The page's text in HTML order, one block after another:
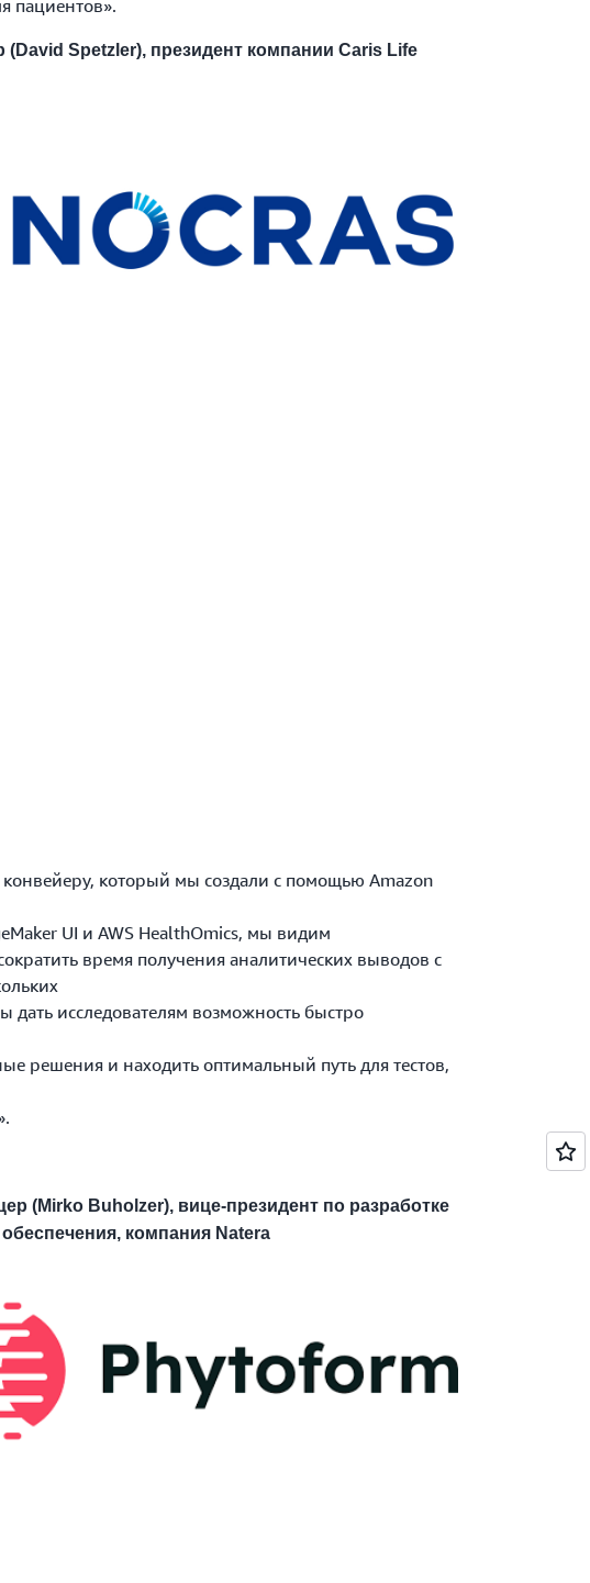
Spetzler), президент компании Caris Life
который мы создали с помощью Amazon
UI и AWS HealthOmics, мы видим
время получения аналитических выводов с
исследователям возможность быстро
решения и находить оптимальный путь для тестов,
(Mirko Buholzer), вице-президент по разработке
компания Natera